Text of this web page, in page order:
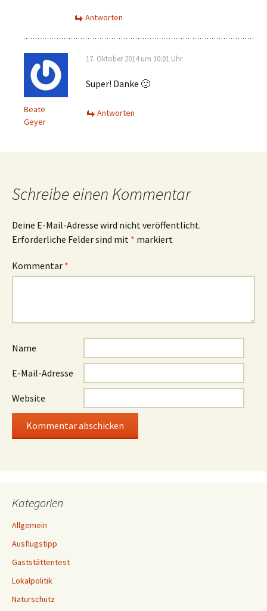
Antworten
Beate
Geyer
17. Oktober 2014 um 10:01 Uhr
Super! Danke 🙂
Antworten
Schreibe einen Kommentar
Deine E-Mail-Adresse wird nicht veröffentlicht.
Erforderliche Felder sind mit * markiert
Kommentar *
Name
E-Mail-Adresse
Website
Kategorien
Allgemein
Ausflugstipp
Gaststättentest
Lokalpolitik
Naturschutz